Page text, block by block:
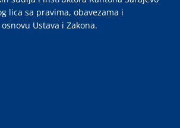
lica sa pravima, obavezama i
Ustava i Zakona.